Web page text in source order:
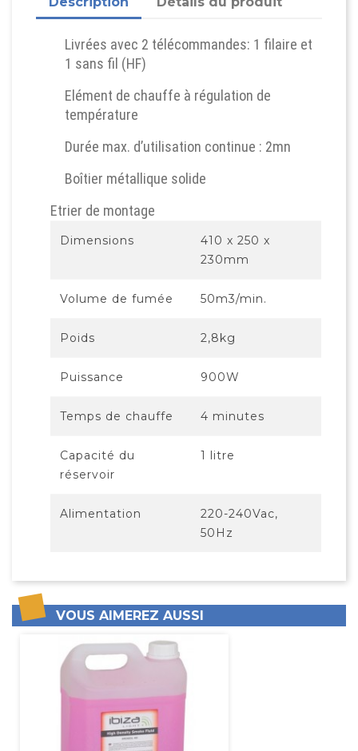
Livrées avec 2 télécommandes: 1 filaire et
1 sans fil (HF)
Elément de chauffe à régulation de
température
Durée max. d’utilisation continue : 2mn
Boîtier métallique solide
Etrier de montage
Dimensions
410 x 250 x
230mm
Volume de fumée 50m3/min.
Poids 2,8kg
Puissance 900W
Temps de chauffe 4 minutes
Capacité du
réservoir
1 litre
Alimentation
220-240Vac,
50Hz
VOUS AIMEREZ AUSSI